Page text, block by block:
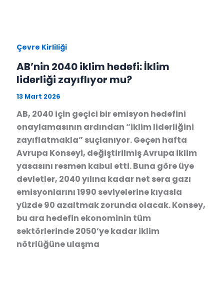
Çevre Kirliliği
AB’nin 2040 iklim hedefi: İklim
liderliği zayıflıyor mu?
13 Mart 2026
AB, 2040 için geçici bir emisyon hedefini
onaylamasının ardından “iklim liderliğini
zayıflatmakla” suçlanıyor. Geçen hafta
Avrupa Konseyi, değiştirilmiş Avrupa iklim
yasasını resmen kabul etti. Buna göre üye
devletler, 2040 yılına kadar net sera gazı
emisyonlarını 1990 seviyelerine kıyasla
yüzde 90 azaltmak zorunda olacak. Konsey,
bu ara hedefin ekonominin tüm
sektörlerinde 2050’ye kadar iklim
nötrlüğüne ulaşma